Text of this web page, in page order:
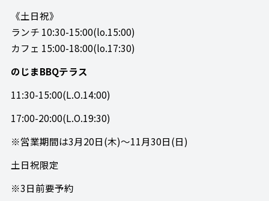
《土日祝》
ランチ 10:30-15:00(lo.15:00)
カフェ 15:00-18:00(lo.17:30)
のじまBBQテラス
11:30-15:00(L.O.14:00)
17:00-20:00(L.O.19:30)
※営業期間は3月20日(木)～11月30日(日)
土日祝限定
※3日前要予約